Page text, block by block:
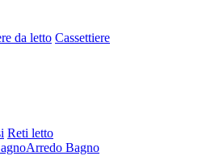
da letto Cassettiere
Reti letto
Arredo Bagno